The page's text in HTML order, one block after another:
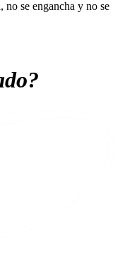
no se engancha y no se